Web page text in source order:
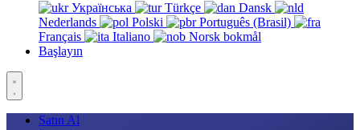
Українська
Türkçe
Dansk
Nederlands
Polski
Português (Brasil)
Français
Italiano
Norsk bokmål
Başlayın
Satın Al